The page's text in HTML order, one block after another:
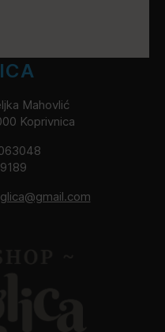
Mahovlić
Koprivnica